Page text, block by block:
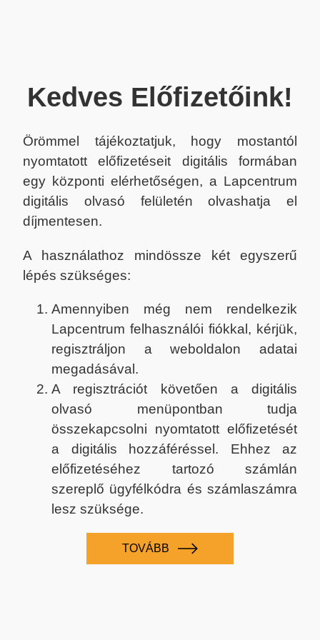
Kedves Előfizetőink!
Örömmel tájékoztatjuk, hogy mostantól
nyomtatott előfizetéseit digitális formában
egy központi elérhetőségen, a Lapcentrum
digitális olvasó felületén olvashatja el
díjmentesen.
A használathoz mindössze két egyszerű
lépés szükséges:
Amennyiben még nem rendelkezik
Lapcentrum felhasználói fiókkal, kérjük,
regisztráljon a weboldalon adatai
megadásával.
A regisztrációt követően a digitális
olvasó menüpontban tudja
összekapcsolni nyomtatott előfizetését
a digitális hozzáféréssel. Ehhez az
előfizetéséhez tartozó számlán
szereplő ügyfélkódra és számlaszámra
lesz szüksége.
TOVÁBB